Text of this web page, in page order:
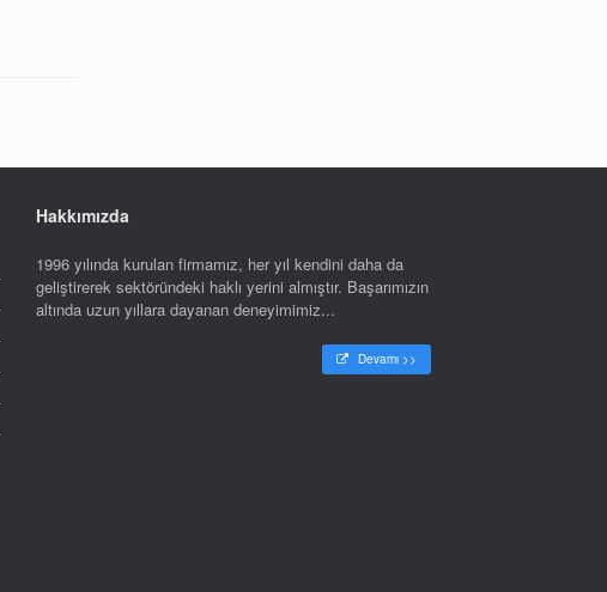
Hakkımızda
1996 yılında kurulan firmamız, her yıl kendini daha da
geliştirerek sektöründeki haklı yerini almıştır. Başarımızın
altında uzun yıllara dayanan deneyimimiz...
Devamı >>